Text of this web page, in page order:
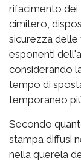
rifacimento dei
cimitero,
sicurezza
esponenti
considerando
tempo di
temporaneo
Secondo
stampa diffusi
nella querela